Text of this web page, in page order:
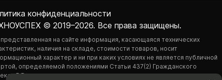
© 2019–2026. Все права защищены.
конфиденциаль­ности
на сайте информация, касающаяся технических
наличия на складе, стоимости товаров, носит
характер и ни при каких условиях не является публичной
определяемой положениями Статьи 437(2) Гражданского
РФ.